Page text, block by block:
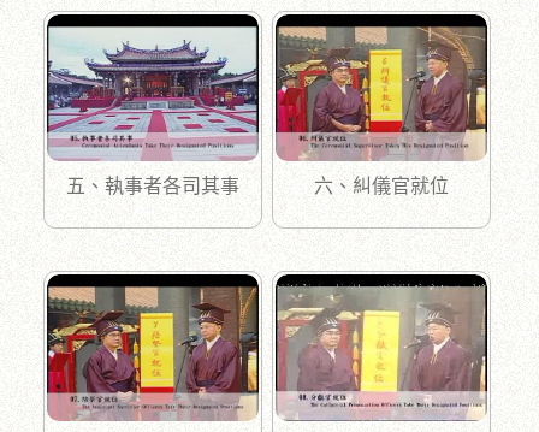
五、執事者各司其事 六、糾儀官就位